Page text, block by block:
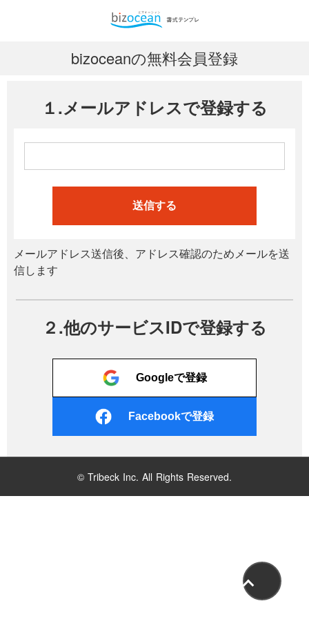
bizoceanの無料会員登録
１.メールアドレスで登録する
送信する
メールアドレス送信後、アドレス確認のためメールを送
信します
２.他のサービスIDで登録する
Googleで登録
Facebookで登録
© Tribeck Inc. All Rights Reserved.